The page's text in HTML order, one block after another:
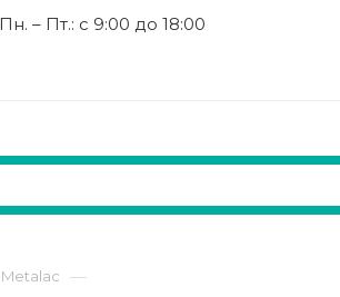
Пн. – Пт.: с 9:00 до 18:00
—